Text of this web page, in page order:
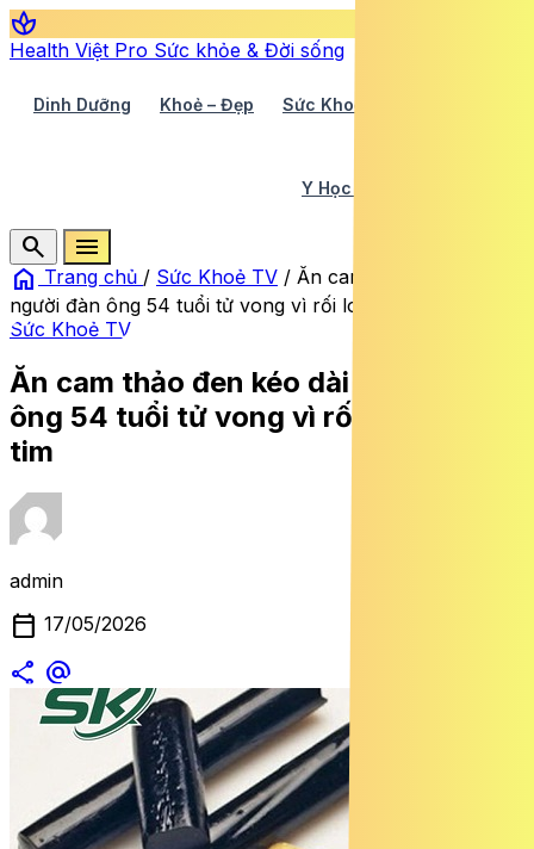
spa
Health Việt Pro Sức khỏe & Đời sống
Dinh Dưỡng Khoẻ – Đẹp Sức Khoẻ TV
Y Học Cổ Truyền
search
menu
home Trang chủ / Sức Khoẻ TV / Ăn cam thảo đen kéo dài
người đàn ông 54 tuổi tử vong vì rối loạn nhịp tim
Sức Khoẻ TV
Ăn cam thảo đen kéo dài người đàn
ông 54 tuổi tử vong vì rối loạn nhịp
tim
admin
calendar_today 17/05/2026
share alternate_email